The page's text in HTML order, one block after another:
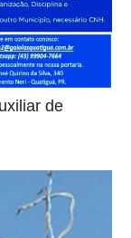
de